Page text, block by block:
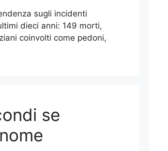
sugli incidenti
dieci anni: 149 morti,
coinvolti come pedoni,
se